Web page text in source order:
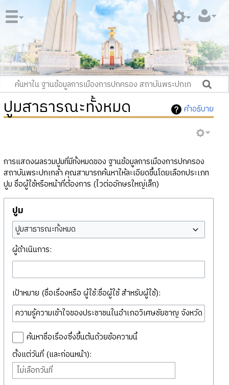
คำอธิบาย
ปูมสาธารณะทั้งหมด
การแสดงผลรวมปูมที่มีทั้งหมดของ ฐานข้อมูลการเมืองการปกครอง
สถาบันพระปกเกล้า คุณสามารถค้นหาให้ละเอียดขึ้นโดยเลือกประเภท
ปูม ชื่อผู้ใช้หรือหน้าที่ต้องการ (ไวต่ออักษรใหญ่เล็ก)
ปูม
ปูมสาธารณะทั้งหมด
ผู้ดำเนินการ:
เป้าหมาย (ชื่อเรื่องหรือ ผู้ใช้:ชื่อผู้ใช้ สำหรับผู้ใช้):
ค้นหาชื่อเรื่องซึ่งขึ้นต้นด้วยข้อความนี้
ตั้งแต่วันที่ (และก่อนหน้า):
ไม่เลือกวันที่